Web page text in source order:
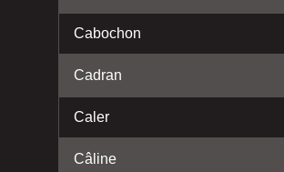
Cabochon
Cadran
Caler
Câline